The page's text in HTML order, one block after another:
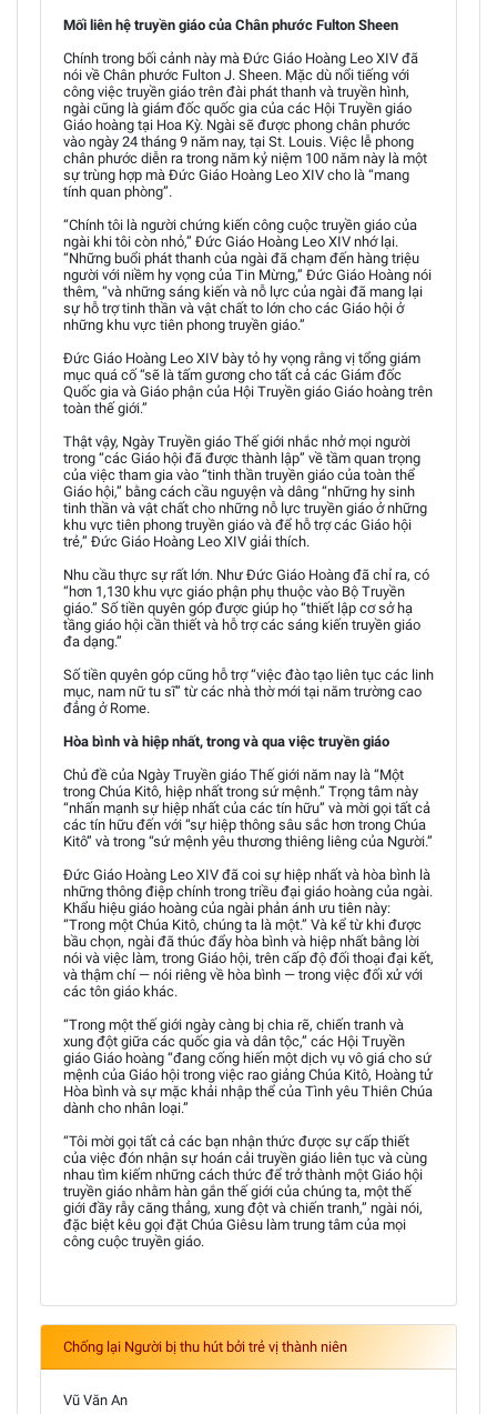
Mối liên hệ truyền giáo của Chân phước Fulton Sheen
Chính trong bối cảnh này mà Đức Giáo Hoàng Leo XIV đã
nói về Chân phước Fulton J. Sheen. Mặc dù nổi tiếng với
công việc truyền giáo trên đài phát thanh và truyền hình,
ngài cũng là giám đốc quốc gia của các Hội Truyền giáo
Giáo hoàng tại Hoa Kỳ. Ngài sẽ được phong chân phước
vào ngày 24 tháng 9 năm nay, tại St. Louis. Việc lễ phong
chân phước diễn ra trong năm kỷ niệm 100 năm này là một
sự trùng hợp mà Đức Giáo Hoàng Leo XIV cho là “mang
tính quan phòng”.
“Chính tôi là người chứng kiến công cuộc truyền giáo của
ngài khi tôi còn nhỏ,” Đức Giáo Hoàng Leo XIV nhớ lại.
“Những buổi phát thanh của ngài đã chạm đến hàng triệu
người với niềm hy vọng của Tin Mừng,” Đức Giáo Hoàng nói
thêm, “và những sáng kiến và nỗ lực của ngài đã mang lại
sự hỗ trợ tinh thần và vật chất to lớn cho các Giáo hội ở
những khu vực tiên phong truyền giáo.”
Đức Giáo Hoàng Leo XIV bày tỏ hy vọng rằng vị tổng giám
mục quá cố “sẽ là tấm gương cho tất cả các Giám đốc
Quốc gia và Giáo phận của Hội Truyền giáo Giáo hoàng trên
toàn thế giới.”
Thật vậy, Ngày Truyền giáo Thế giới nhắc nhở mọi người
trong “các Giáo hội đã được thành lập” về tầm quan trọng
của việc tham gia vào “tinh thần truyền giáo của toàn thể
Giáo hội,” bằng cách cầu nguyện và dâng “những hy sinh
tinh thần và vật chất cho những nỗ lực truyền giáo ở những
khu vực tiên phong truyền giáo và để hỗ trợ các Giáo hội
trẻ,” Đức Giáo Hoàng Leo XIV giải thích.
Nhu cầu thực sự rất lớn. Như Đức Giáo Hoàng đã chỉ ra, có
“hơn 1,130 khu vực giáo phận phụ thuộc vào Bộ Truyền
giáo.” Số tiền quyên góp được giúp họ “thiết lập cơ sở hạ
tầng giáo hội cần thiết và hỗ trợ các sáng kiến truyền giáo
đa dạng.”
Số tiền quyên góp cũng hỗ trợ “việc đào tạo liên tục các linh
mục, nam nữ tu sĩ” từ các nhà thờ mới tại năm trường cao
đẳng ở Rome.
Hòa bình và hiệp nhất, trong và qua việc truyền giáo
Chủ đề của Ngày Truyền giáo Thế giới năm nay là “Một
trong Chúa Kitô, hiệp nhất trong sứ mệnh.” Trọng tâm này
“nhấn mạnh sự hiệp nhất của các tín hữu” và mời gọi tất cả
các tín hữu đến với “sự hiệp thông sâu sắc hơn trong Chúa
Kitô” và trong “sứ mệnh yêu thương thiêng liêng của Người.”
Đức Giáo Hoàng Leo XIV đã coi sự hiệp nhất và hòa bình là
những thông điệp chính trong triều đại giáo hoàng của ngài.
Khẩu hiệu giáo hoàng của ngài phản ánh ưu tiên này:
“Trong một Chúa Kitô, chúng ta là một.” Và kể từ khi được
bầu chọn, ngài đã thúc đẩy hòa bình và hiệp nhất bằng lời
nói và việc làm, trong Giáo hội, trên cấp độ đối thoại đại kết,
và thậm chí — nói riêng về hòa bình — trong việc đối xử với
các tôn giáo khác.
“Trong một thế giới ngày càng bị chia rẽ, chiến tranh và
xung đột giữa các quốc gia và dân tộc,” các Hội Truyền
giáo Giáo hoàng “đang cống hiến một dịch vụ vô giá cho sứ
mệnh của Giáo hội trong việc rao giảng Chúa Kitô, Hoàng tử
Hòa bình và sự mặc khải nhập thể của Tình yêu Thiên Chúa
dành cho nhân loại.”
“Tôi mời gọi tất cả các bạn nhận thức được sự cấp thiết
của việc đón nhận sự hoán cải truyền giáo liên tục và cùng
nhau tìm kiếm những cách thức để trở thành một Giáo hội
truyền giáo nhằm hàn gắn thế giới của chúng ta, một thế
giới đầy rẫy căng thẳng, xung đột và chiến tranh,” ngài nói,
đặc biệt kêu gọi đặt Chúa Giêsu làm trung tâm của mọi
công cuộc truyền giáo.
Chống lại Người bị thu hút bởi trẻ vị thành niên
Vũ Văn An